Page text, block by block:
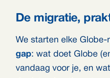
De migratie,
We starten elke Globe-
gap: wat doet Globe
vandaag voor je, en